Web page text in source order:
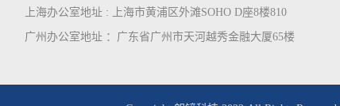
上海办公室地址 : 上海市黄浦区外滩SOHO D座8楼810
广州办公室地址 ：广东省广州市天河越秀金融大厦65楼